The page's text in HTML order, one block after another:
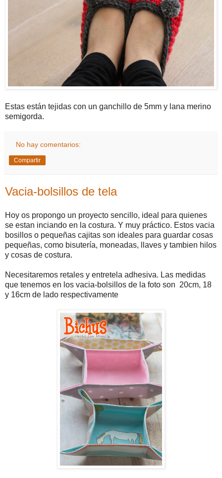
Estas están tejidas con un ganchillo de 5mm y lana merino
semigorda.
No hay comentarios:
Compartir
Vacia-bolsillos de tela
Hoy os propongo un proyecto sencillo, ideal para quienes
se estan inciando en la costura. Y muy práctico. Estos vacia
bosillos o pequeñas cajitas son ideales para guardar cosas
pequeñas, como bisutería, moneadas, llaves y tambien hilos
y cosas de costura.
Necesitaremos retales y entretela adhesiva. Las medidas
que tenemos en los vacia-bolsillos de la foto son 20cm, 18
y 16cm de lado respectivamente